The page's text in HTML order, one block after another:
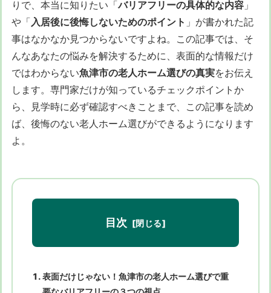
りで、本当に知りたい「バリアフリーの具体的な内容 」
や「入居後に後悔しないためのポイント 」が書かれた記
事はなかなか見つからないですよね。この記事では、そ
んなあなたの悩みを解決するために、表面的な情報だけ
ではわからない魚津市の老人ホーム選びの真実をお伝え
します。専門家だけが知っているチェックポイントか
ら、見学時に必ず確認すべきことまで、この記事を読め
ば、後悔のない老人ホーム選びができるようになります
よ。
目次
表面だけじゃない！魚津市の老人ホーム選びで重